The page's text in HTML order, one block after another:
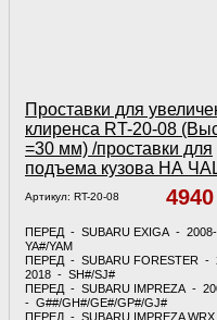
Проставки для
клиренса RT-20-08
=30 мм) /проставки для
подъема кузова НА
Артикул: RT-20-08
ПЕРЕД - SUBARU EXIGA -
YA#/YAM
ПЕРЕД - SUBARU FORESTER -
2018 - SH#/SJ#
ПЕРЕД - SUBARU IMPREZA -
- G##/GH#/GE#/GP#/GJ#
ПЕРЕД - SUBARU IMPREZA